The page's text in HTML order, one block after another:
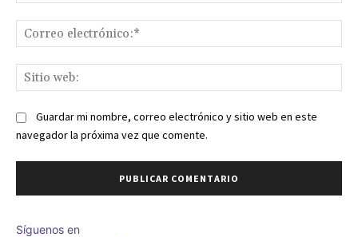
Guardar mi nombre, correo electrónico y sitio web en este
navegador la próxima vez que comente.
Síguenos en